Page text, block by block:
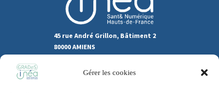
Gérer les cookies
45 rue André Grillon, Bâtiment 2
80000 AMIENS